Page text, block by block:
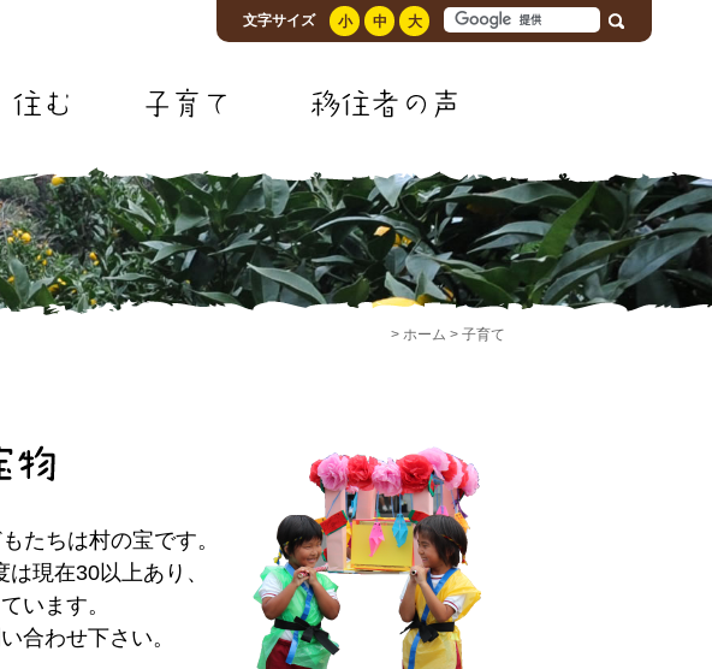
文字サイズ 小 中 大
> ホーム > 子育て
たちは村の宝です。
現在30以上あり、
います。
合わせ下さい。